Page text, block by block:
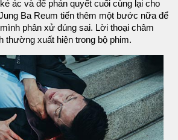
ác và để phán quyết cuối cùng lại cho
Ba Reum tiến thêm một bước nữa để
phân xử đúng sai. Lời thoại châm
thường xuất hiện trong bộ phim.